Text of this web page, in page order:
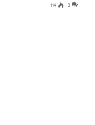
0
114